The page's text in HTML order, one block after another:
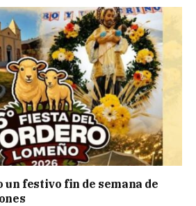
un festivo fin de semana de